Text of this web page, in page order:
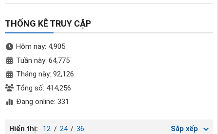
THỐNG KÊ TRUY CẬP
Hôm nay: 4,905
Tuần này: 64,775
Tháng này: 92,126
Tổng số: 414,256
Đang online: 331
Hiển thị: 12 / 24 / 36 Sắp xếp